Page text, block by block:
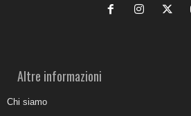
Altre informazioni
Chi siamo